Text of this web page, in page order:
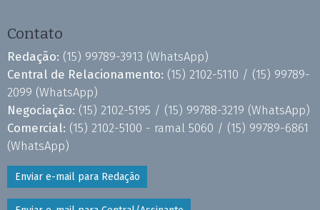
Contato
Redação: (15) 99789-3913 (WhatsApp)
Central de Relacionamento: (15) 2102-5110 / (15) 99789-
2099 (WhatsApp)
Negociação: (15) 2102-5195 / (15) 99788-3219 (WhatsApp)
Comercial: (15) 2102-5100 - ramal 5060 / (15) 99789-6861
(WhatsApp)
Enviar e-mail para Redação